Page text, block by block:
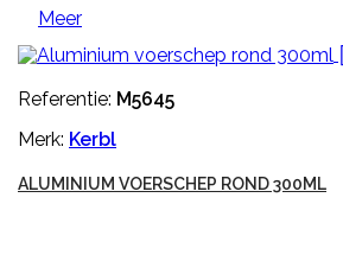
Meer
Referentie: M5645
Merk: Kerbl
ALUMINIUM VOERSCHEP ROND 300ML